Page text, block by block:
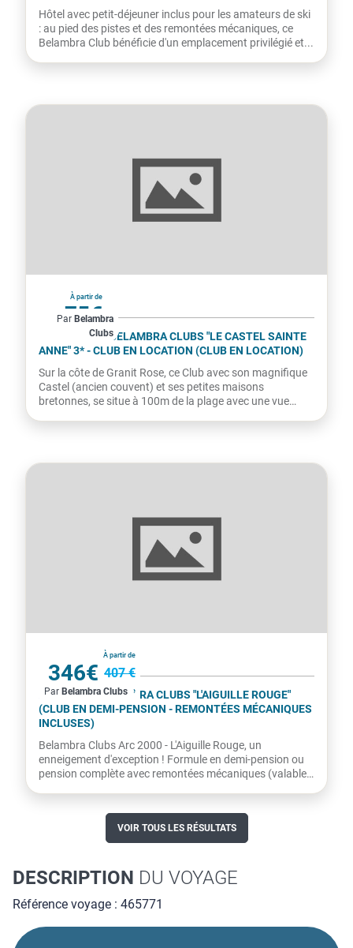
Hôtel avec petit-déjeuner inclus pour les amateurs de ski
: au pied des pistes et des remontées mécaniques, ce
Belambra Club bénéficie d'un emplacement privilégié et...
À partir de
75€
par hébergement
Par Belambra
Clubs
France
TRÉGASTEL - BELAMBRA CLUBS "LE CASTEL SAINTE
ANNE" 3* - CLUB EN LOCATION (CLUB EN LOCATION)
Sur la côte de Granit Rose, ce Club avec son magnifique
Castel (ancien couvent) et ses petites maisons
bretonnes, se situe à 100m de la plage avec une vue
À partir de
346€ 407 €
par personne
Par Belambra Clubs
ARC 2000 - BELAMBRA CLUBS "L'AIGUILLE ROUGE"
(CLUB EN DEMI-PENSION - REMONTÉES MÉCANIQUES
INCLUSES)
Belambra Clubs Arc 2000 - L'Aiguille Rouge, un
enneigement d'exception ! Formule en demi-pension ou
pension complète avec remontées mécaniques (valables
VOIR TOUS LES RÉSULTATS
DESCRIPTION DU VOYAGE
Référence voyage : 465771